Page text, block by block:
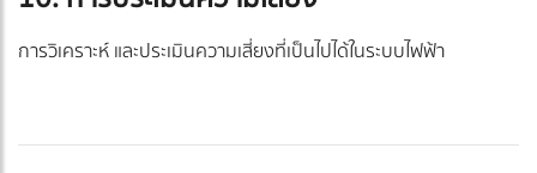
การวิเคราะห์ และประเมินความเสี่ยงที่เป็นไปได้ในระบบไฟฟ้า